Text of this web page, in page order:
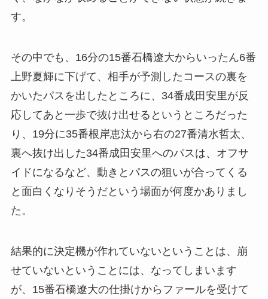
す。
その中でも、16分の15番石橋遼大からいったん6番
上野夏輝に下げて、相手が予測したコースの裏を
かいたパスを出したところに、34番成田安里が反
応してあと一歩で抜け出せるというところだった
り、19分に35番根岸恵汰から右の27番清水哲太、
裏へ抜け出した34番成田安里へのパスは、オフサ
イドになるなど、動きとパスの狙いが合ってくる
と面白くなりそうだという場面が何度かありまし
た。
結果的に決定機が作れていないということは、崩
せていないということには、なってしまいます
が、15番石橋遼大の仕掛けからファールを受けて